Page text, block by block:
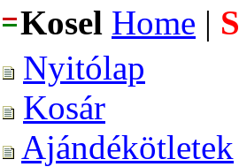
Kosel Home |
Nyitólap
Kosár
Ajándékötletek